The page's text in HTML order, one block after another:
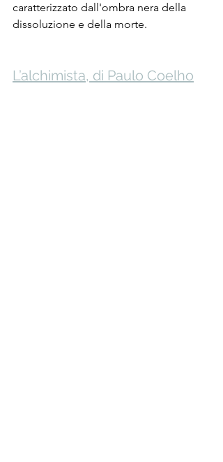
caratterizzato dall'ombra nera della
dissoluzione e della morte.
L’alchimista, di Paulo Coelho